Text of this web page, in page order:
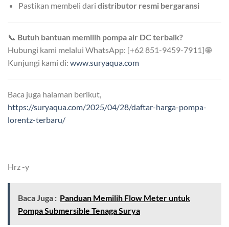
Pastikan membeli dari distributor resmi bergaransi
📞 Butuh bantuan memilih pompa air DC terbaik?
Hubungi kami melalui WhatsApp: [+62 851-9459-7911] 🌐
Kunjungi kami di: www.suryaqua.com
Baca juga halaman berikut,
https://suryaqua.com/2025/04/28/daftar-harga-pompa-
lorentz-terbaru/
Hrz -y
Baca Juga : Panduan Memilih Flow Meter untuk
Pompa Submersible Tenaga Surya